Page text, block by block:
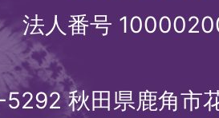
法人番号
秋田県鹿角市